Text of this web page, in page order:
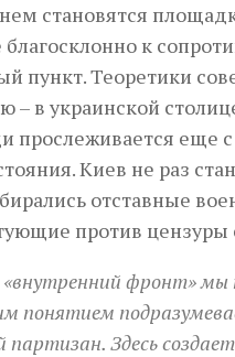
становятся
к
пункт. Теоретики
– в украинской
прослеживается еще
Киев не раз
отставные
против цензуры
фронт»
понятием
партизан. Здесь